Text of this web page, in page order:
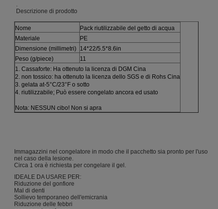
.
Descrizione di prodotto
Nome
Pack riutilizzabile del getto di acqua
Materiale
PE
Dimensione (millimetri) 14*22/5.5*8.6in
Peso (g/piece)
11
1. Cassaforte: Ha ottenuto la licenza di DGM Cina
2. non tossico: ha ottenuto la licenza dello SGS e di Rohs Cina
3. gelata at-5°C/23°F o sotto
4. riutilizzabile; Può essere congelato ancora ed usato
Nota: NESSUN cibo! Non si apra
Immagazzini nel congelatore in modo che il pacchetto sia pronto per l'uso
nel caso della lesione.
Circa 1 ora è richiesta per congelare il gel.
IDEALE DA USARE PER:
Riduzione del gonfiore
Mal di denti
Sollievo temporaneo dell'emicrania
Riduzione delle febbri